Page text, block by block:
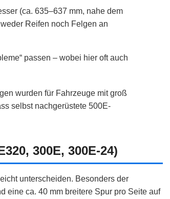
(ca. 635–637 mm, nahe dem
Reifen noch Felgen an
passen – wobei hier oft auch
wurden für Fahrzeuge mit groß
selbst nachgerüstete 500E-
300E, 300E‑24)
unterscheiden. Besonders der
eine ca. 40 mm breitere Spur pro Seite auf